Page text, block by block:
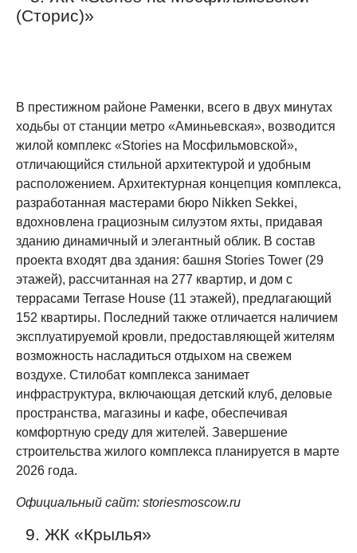
(Сторис)»
В престижном районе Раменки, всего в двух минутах
ходьбы от станции метро «Аминьевская», возводится
жилой комплекс «Stories на Мосфильмовской»,
отличающийся стильной архитектурой и удобным
расположением. Архитектурная концепция комплекса,
разработанная мастерами бюро Nikken Sekkei,
вдохновлена грациозным силуэтом яхты, придавая
зданию динамичный и элегантный облик. В состав
проекта входят два здания: башня Stories Tower (29
этажей), рассчитанная на 277 квартир, и дом с
террасами Terrase House (11 этажей), предлагающий
152 квартиры. Последний также отличается наличием
эксплуатируемой кровли, предоставляющей жителям
возможность насладиться отдыхом на свежем
воздухе. Стилобат комплекса занимает
инфраструктура, включающая детский клуб, деловые
пространства, магазины и кафе, обеспечивая
комфортную среду для жителей. Завершение
строительства жилого комплекса планируется в марте
2026 года.
Официальный сайт: storiesmoscow.ru
9. ЖК «Крылья»